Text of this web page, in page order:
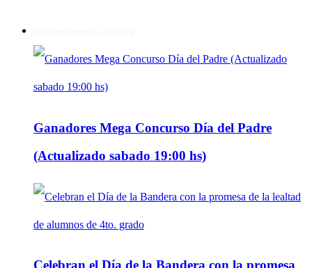
Ganadores Mega Concurso Día del Padre
(Actualizado sabado 19:00 hs)